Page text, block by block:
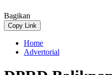
Bagikan
Copy Link
Home
Advertorial